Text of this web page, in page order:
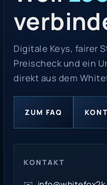
Digitale Keys, fairer
Preischeck und ein
direkt aus dem
ZUM FAQ
KONTAKT